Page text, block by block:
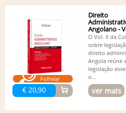
Folhear
€ 20,90
Direito
Angolano -
- Garantias
O Vol. II da
sobre
direito
Angola reúne
legislação
o...
ver mais